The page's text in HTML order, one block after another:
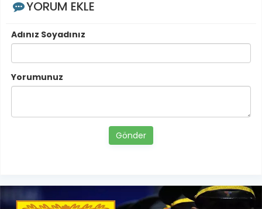
YORUM EKLE
Adınız Soyadınız
Yorumunuz
Gönder